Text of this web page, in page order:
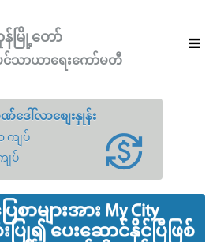
မြို့တော်
သာယာရေးကော်မတီ
ေါ်လာစျေးနှုန်း
ကျပ်
ျပ်
စာများအား My City
ပြု၍ ပေးဆောင်နိုင်ပြီဖြစ်